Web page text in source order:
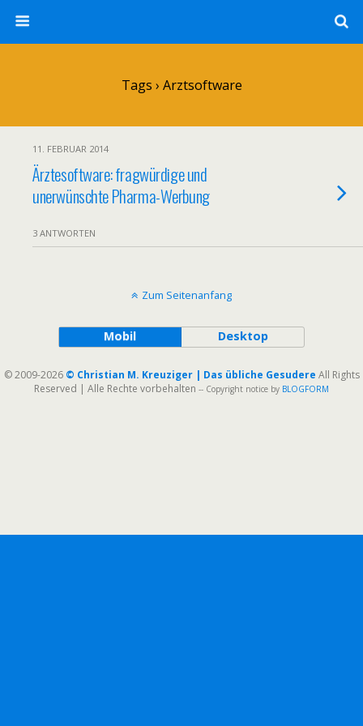
Tags › Arztsoftware
11. FEBRUAR 2014
Ärztesoftware: fragwürdige und
unerwünschte Pharma-Werbung
3 ANTWORTEN
Zum Seitenanfang
Mobil Desktop
© 2009-2026 © Christian M. Kreuziger | Das übliche Gesudere All Rights
Reserved | Alle Rechte vorbehalten -- Copyright notice by BLOGFORM